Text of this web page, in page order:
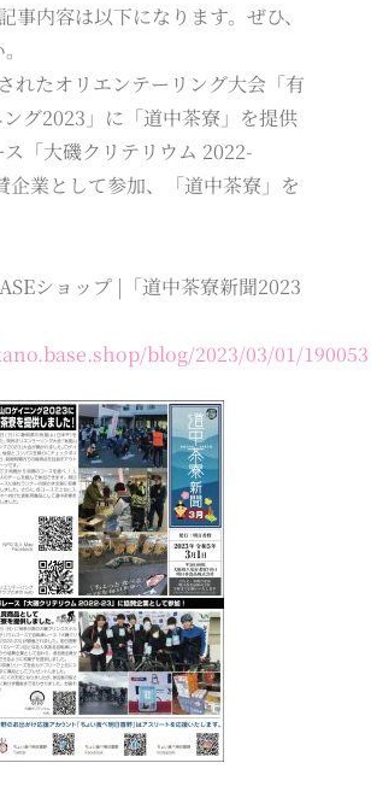
事内容は以下になります。ぜひ、
れたオリエンテーリング大会「有
グ2023」に「道中茶寮」を提供
ス「大磯クリテリウム 2022-
企業として参加、「道中茶寮」を
ショップ |「道中茶寮新聞2023
blog/2023/03/01/190053